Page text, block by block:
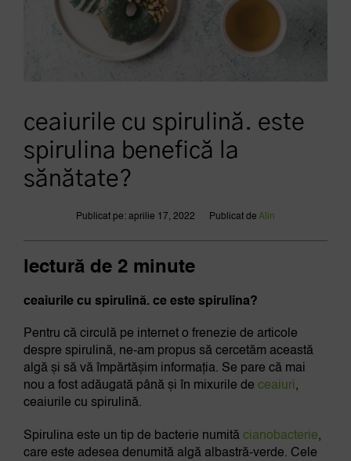
ceaiurile cu spirulină. este
spirulina benefică la
sănătate?
Publicat pe: aprilie 17, 2022 Publicat de Alin
lectură de 2 minute
ceaiurile cu spirulină. ce este spirulina?
Pentru că circulă pe internet o frenezie de articole
despre spirulină, ne-am propus să cercetăm această
algă și să vă împărtășim informația. Se pare că mai
nou a fost adăugată până și în mixurile de ceaiuri,
ceaiurile cu spirulină.
Spirulina este un tip de bacterie numită cianobacterie,
care este adesea denumită algă albastră-verde. Cele